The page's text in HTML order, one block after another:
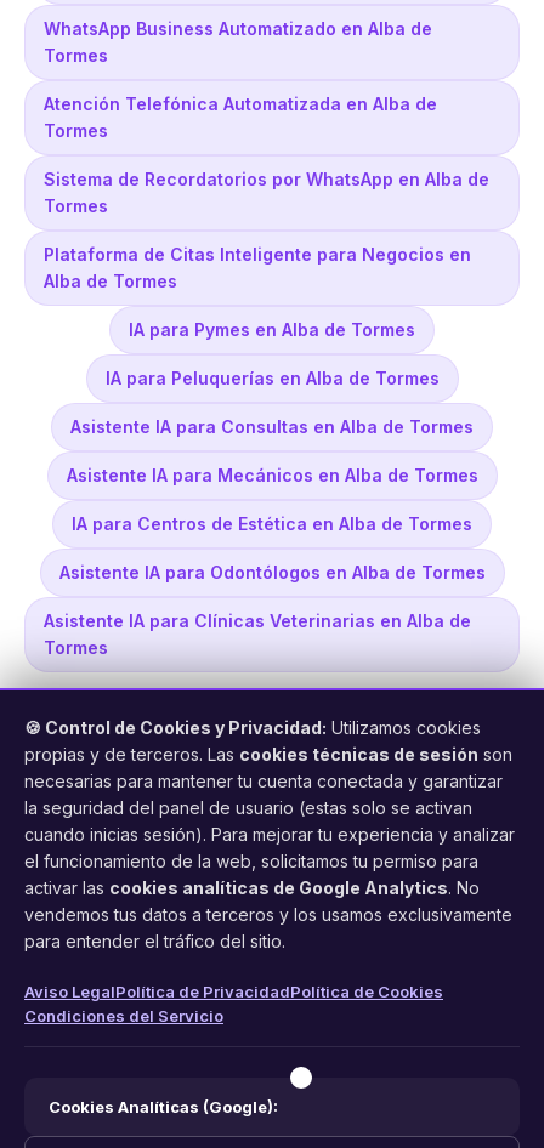
WhatsApp Business Automatizado en Alba de
Tormes
Atención Telefónica Automatizada en Alba de
Tormes
Sistema de Recordatorios por WhatsApp en Alba de
Tormes
Plataforma de Citas Inteligente para Negocios en
Alba de Tormes
IA para Pymes en Alba de Tormes
IA para Peluquerías en Alba de Tormes
Asistente IA para Consultas en Alba de Tormes
Asistente IA para Mecánicos en Alba de Tormes
IA para Centros de Estética en Alba de Tormes
Asistente IA para Odontólogos en Alba de Tormes
Asistente IA para Clínicas Veterinarias en Alba de
Tormes
FacilCita
Asistente inteligente de citas por teléfono y WhatsApp.
Gestión profesional de agenda con IA para tu negocio.
Funciones
Aviso Legal
🍪 Control de Cookies y Privacidad: Utilizamos cookies
propias y de terceros. Las cookies técnicas de sesión son
necesarias para mantener tu cuenta conectada y garantizar
la seguridad del panel de usuario (estas solo se activan
cuando inicias sesión). Para mejorar tu experiencia y analizar
el funcionamiento de la web, solicitamos tu permiso para
activar las cookies analíticas de Google Analytics. No
vendemos tus datos a terceros y los usamos exclusivamente
para entender el tráfico del sitio.
Aviso LegalPolítica de PrivacidadPolítica de Cookies
Condiciones del Servicio
Cookies Analíticas (Google):